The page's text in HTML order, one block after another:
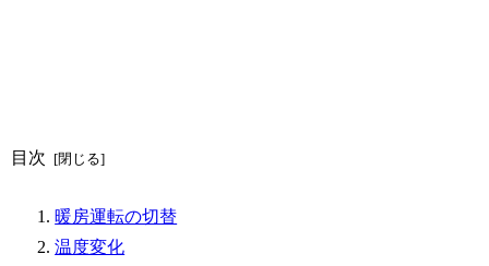
目次
暖房運転の切替
温度変化